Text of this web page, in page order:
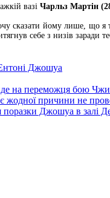
вазі Чарльз Мартін
йому лише, що я
себе з низів
Джошуа
на переможця бою
жодної причини не
поразки Джошуа в залі